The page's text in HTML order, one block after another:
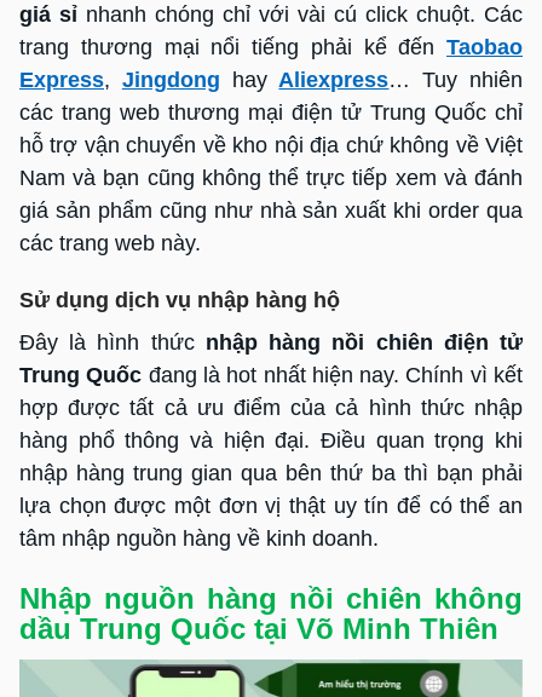
giá sỉ nhanh chóng chỉ với vài cú click chuột. Các
trang thương mại nổi tiếng phải kể đến Taobao
Express, Jingdong hay Aliexpress… Tuy nhiên
các trang web thương mại điện tử Trung Quốc chỉ
hỗ trợ vận chuyển về kho nội địa chứ không về Việt
Nam và bạn cũng không thể trực tiếp xem và đánh
giá sản phẩm cũng như nhà sản xuất khi order qua
các trang web này.
Sử dụng dịch vụ nhập hàng hộ
Đây là hình thức nhập hàng nồi chiên điện tử
Trung Quốc đang là hot nhất hiện nay. Chính vì kết
hợp được tất cả ưu điểm của cả hình thức nhập
hàng phổ thông và hiện đại. Điều quan trọng khi
nhập hàng trung gian qua bên thứ ba thì bạn phải
lựa chọn được một đơn vị thật uy tín để có thể an
tâm nhập nguồn hàng về kinh doanh.
Nhập nguồn hàng nồi chiên không
dầu Trung Quốc tại Võ Minh Thiên